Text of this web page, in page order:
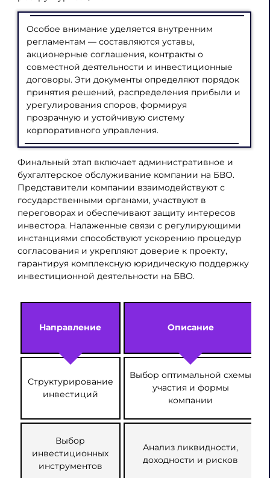
Особое внимание уделяется внутренним
регламентам — составляются уставы,
акционерные соглашения, контракты о
совместной деятельности и инвестиционные
договоры. Эти документы определяют порядок
принятия решений, распределения прибыли и
урегулирования споров, формируя
прозрачную и устойчивую систему
корпоративного управления.
Финальный этап включает административное и
бухгалтерское обслуживание компании на БВО.
Представители компании взаимодействуют с
государственными органами, участвуют в
переговорах и обеспечивают защиту интересов
инвестора. Налаженные связи с регулирующими
инстанциями способствуют ускорению процедур
согласования и укрепляют доверие к проекту,
гарантируя комплексную юридическую поддержку
инвестиционной деятельности на БВО.
Направление Описание
Структурирование
инвестиций
Выбор оптимальной схемы
участия и формы
компании
Выбор
инвестиционных
инструментов
Анализ ликвидности,
доходности и рисков